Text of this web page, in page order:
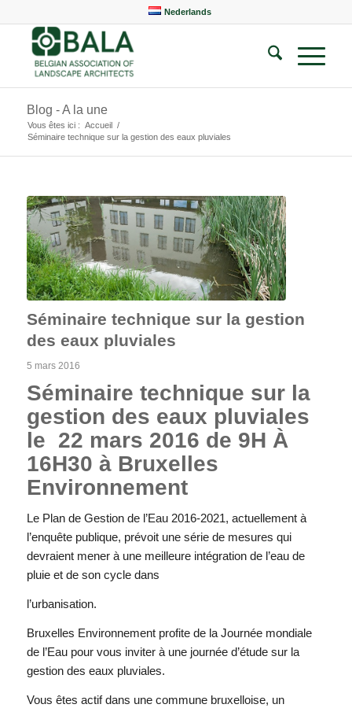
Nederlands
Blog - A la une
Vous êtes ici : Accueil /
Séminaire technique sur la gestion des eaux pluviales
Séminaire technique sur la gestion
des eaux pluviales
5 mars 2016
Séminaire technique sur la
gestion des eaux pluviales
le 22 mars 2016 de 9H À
16H30 à Bruxelles
Environnement
Le Plan de Gestion de l’Eau 2016-2021, actuellement à
l’enquête publique, prévoit une série de mesures qui
devraient mener à une meilleure intégration de l’eau de
pluie et de son cycle dans
l’urbanisation.
Bruxelles Environnement profite de la Journée mondiale
de l’Eau pour vous inviter à une journée d’étude sur la
gestion des eaux pluviales.
Vous êtes actif dans une commune bruxelloise, un